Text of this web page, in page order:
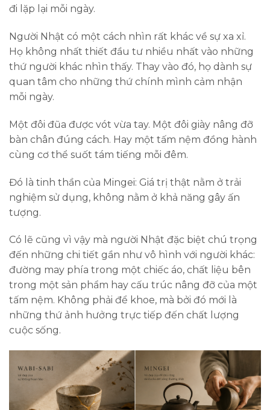
đi lặp lại mỗi ngày.
Người Nhật có một cách nhìn rất khác về sự xa xỉ.
Họ không nhất thiết đầu tư nhiều nhất vào những
thứ người khác nhìn thấy. Thay vào đó, họ dành sự
quan tâm cho những thứ chính mình cảm nhận
mỗi ngày.
Một đôi đũa được vót vừa tay. Một đôi giày nâng đỡ
bàn chân đúng cách. Hay một tấm nệm đồng hành
cùng cơ thể suốt tám tiếng mỗi đêm.
Đó là tinh thần của Mingei: Giá trị thật nằm ở trải
nghiệm sử dụng, không nằm ở khả năng gây ấn
tượng.
Có lẽ cũng vì vậy mà người Nhật đặc biệt chú trọng
đến những chi tiết gần như vô hình với người khác:
đường may phía trong một chiếc áo, chất liệu bên
trong một sản phẩm hay cấu trúc nâng đỡ của một
tấm nệm. Không phải để khoe, mà bởi đó mới là
những thứ ảnh hưởng trực tiếp đến chất lượng
cuộc sống.